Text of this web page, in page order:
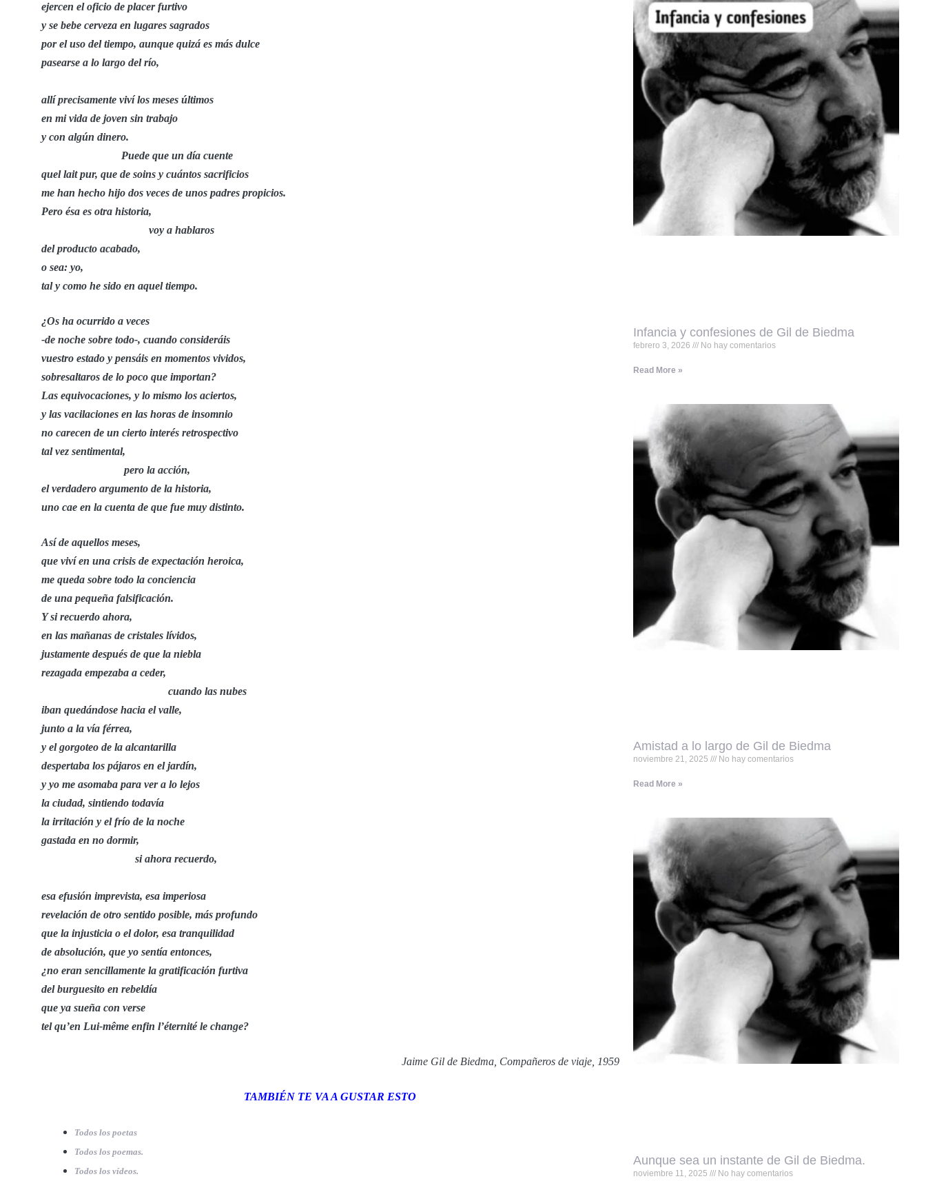
ejercen el oficio de placer furtivo
y se bebe cerveza en lugares sagrados
por el uso del tiempo, aunque quizá es más dulce
pasearse a lo largo del río,
allí precisamente viví los meses últimos
en mi vida de joven sin trabajo
y con algún dinero.
Puede que un día cuente
quel lait pur, que de soins y cuántos sacrificios
me han hecho hijo dos veces de unos padres propicios.
Pero ésa es otra historia,
voy a hablaros
del producto acabado,
o sea: yo,
tal y como he sido en aquel tiempo.
¿Os ha ocurrido a veces
-de noche sobre todo-, cuando consideráis
vuestro estado y pensáis en momentos vividos,
sobresaltaros de lo poco que importan?
Las equivocaciones, y lo mismo los aciertos,
y las vacilaciones en las horas de insomnio
no carecen de un cierto interés retrospectivo
tal vez sentimental,
pero la acción,
el verdadero argumento de la historia,
uno cae en la cuenta de que fue muy distinto.
Así de aquellos meses,
que viví en una crisis de expectación heroica,
me queda sobre todo la conciencia
de una pequeña falsificación.
Y si recuerdo ahora,
en las mañanas de cristales lívidos,
justamente después de que la niebla
rezagada empezaba a ceder,
cuando las nubes
iban quedándose hacia el valle,
junto a la vía férrea,
y el gorgoteo de la alcantarilla
despertaba los pájaros en el jardín,
y yo me asomaba para ver a lo lejos
la ciudad, sintiendo todavía
la irritación y el frío de la noche
gastada en no dormir,
si ahora recuerdo,
esa efusión imprevista, esa imperiosa
revelación de otro sentido posible, más profundo
que la injusticia o el dolor, esa tranquilidad
de absolución, que yo sentía entonces,
¿no eran sencillamente la gratificación furtiva
del burguesito en rebeldía
que ya sueña con verse
tel qu’en Lui-même enfin l’éternité le change?
Jaime Gil de Biedma, Compañeros de viaje, 1959
TAMBIÉN TE VA A GUSTAR ESTO
Todos los poetas
Todos los poemas.
Todos los vídeos.
Infancia y confesiones de Gil de Biedma
febrero 3, 2026 No hay comentarios
Read More »
Amistad a lo largo de Gil de Biedma
noviembre 21, 2025 No hay comentarios
Read More »
Aunque sea un instante de Gil de Biedma.
noviembre 11, 2025 No hay comentarios